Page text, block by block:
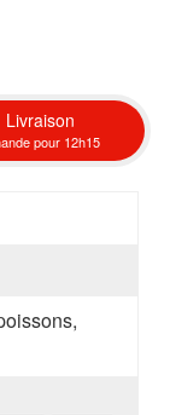
Livraison
pour 12h15